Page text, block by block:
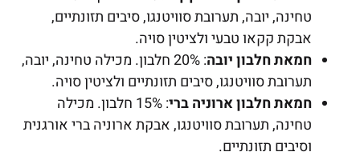
טחינה, יובה, תערובת סוויטנגו, סיבים תזונתיים,
אבקת קקאו טבעי ולציטין סויה.
חמאתחלבוןיובה
: 20% חלבון. מכילה טחינה, יובה,
תערובת סוויטנגו, סיבים תזונתיים ולציטין סויה.
חמאתחלבוןארוניהברי
: 15% חלבון. מכילה
טחינה, תערובת סוויטנגו, אבקת ארוניה ברי אורגנית
וסיבים תזונתיים.